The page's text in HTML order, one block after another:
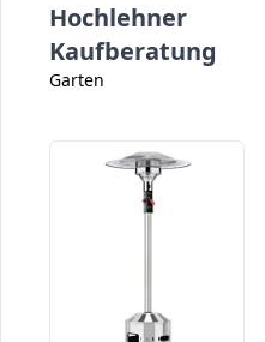
Hochlehner
Kaufberatung
Garten